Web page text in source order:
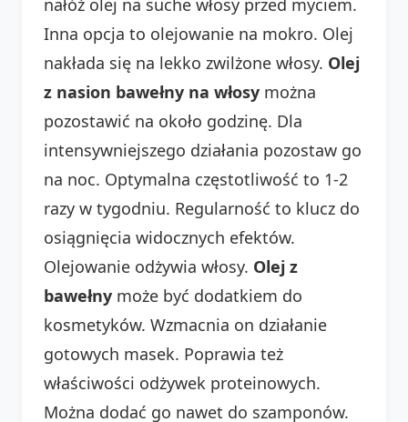
Inna opcja to olejowanie na mokro. Olej
nakłada się na lekko zwilżone włosy. Olej
z nasion bawełny na włosy można
pozostawić na około godzinę. Dla
intensywniejszego działania pozostaw go
na noc. Optymalna częstotliwość to 1-2
razy w tygodniu. Regularność to klucz do
osiągnięcia widocznych efektów.
Olejowanie odżywia włosy. Olej z
bawełny może być dodatkiem do
kosmetyków. Wzmacnia on działanie
gotowych masek. Poprawia też
właściwości odżywek proteinowych.
Można dodać go nawet do szamponów.